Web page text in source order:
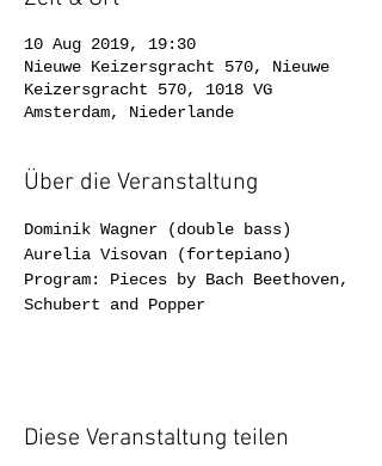
10 Aug 2019, 19:30
Nieuwe Keizersgracht 570, Nieuwe
Keizersgracht 570, 1018 VG
Amsterdam, Niederlande
Über die Veranstaltung
Dominik Wagner (double bass)
Aurelia Visovan (fortepiano)
Program: Pieces by Bach Beethoven,
Schubert and Popper
Diese Veranstaltung teilen